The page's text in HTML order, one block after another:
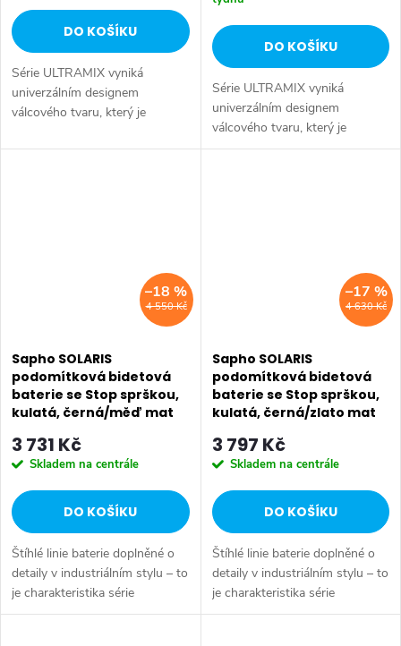
DO KOŠÍKU
Série ULTRAMIX vyniká
univerzálním designem
válcového tvaru, který je
úzkou páčkou – kombinace,
DO KOŠÍKU
Série ULTRAMIX vyniká
univerzálním designem
válcového tvaru, který je
doplněn decentní hranou a
4 550 Kč
–18 %
Sapho SOLARIS
podomítková bidetová
baterie se Stop sprškou,
kulatá, černá/měď mat
3 731 Kč
Skladem na centrále
DO KOŠÍKU
Štíhlé linie baterie doplněné o
detaily v industriálním stylu – to
je charakteristika série
SOLARIS. Vysoce leštěný
4 630 Kč
–17 %
Sapho SOLARIS
podomítková bidetová
baterie se Stop sprškou,
kulatá, černá/zlato mat
3 797 Kč
Skladem na centrále
DO KOŠÍKU
Štíhlé linie baterie doplněné o
detaily v industriálním stylu – to
je charakteristika série
SOLARIS. Vysoce leštěný